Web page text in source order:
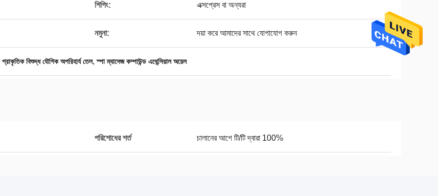
শিপিং: এক্সপ্রেস বা অন্যরা
নমুনা: দয়া করে আমাদের সাথে যোগাযোগ করুন
প্রাকৃতিক বিশুদ্ধ যৌগিক অপরিহার্য তেল,স্পা ম্যাসেজ কম্পাউন্ড এথেন্সিয়াল অয়েল
পরিশোধের শর্ত চালানের আগে টি/টি দ্বারা 100%